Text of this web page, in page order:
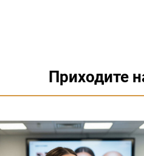
Приходите